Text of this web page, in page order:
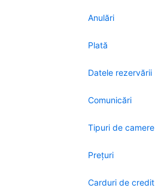
Anulări
Plată
Datele rezervării
Comunicări
Tipuri de camere
Preţuri
Carduri de credit